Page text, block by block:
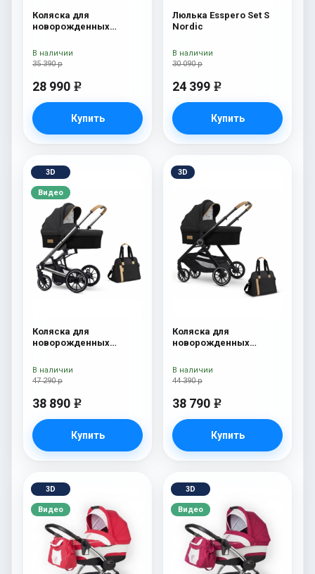
Коляска для
новорожденных
35 390 р
28 990 e
Купить
В наличии
Люлька Esspero Set S
Nordic
30 090 р
24 399 e
Купить
В наличии
3D
Видео
Коляска для
новорожденных
Onyx
47 290 р
38 890 e
Купить
В наличии
3D
Коляска для
новорожденных
сумка Onyx
44 390 р
38 790 e
Купить
В наличии
3D
Видео
3D
Видео